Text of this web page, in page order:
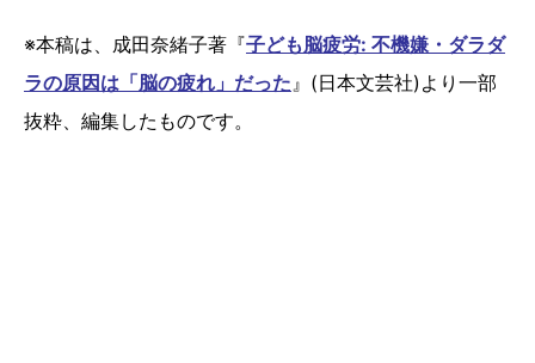
※本稿は、成田奈緒子著『子ども脳疲労: 不機嫌・ダラダ
ラの原因は「脳の疲れ」だった 』(日本文芸社)より一部
抜粋、編集したものです。